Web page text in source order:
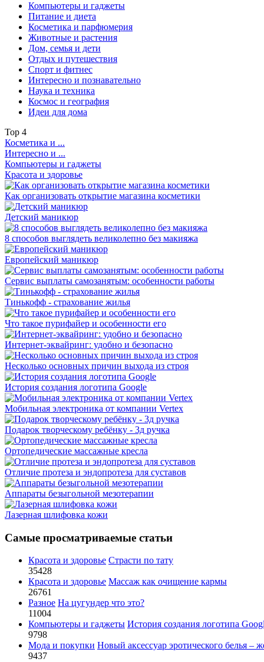
Компьютеры и гаджеты
Питание и диета
Косметика и парфюмерия
Животные и растения
Дом, семья и дети
Отдых и путешествия
Спорт и фитнес
Интересно и познавательно
Наука и техника
Космос и география
Идеи для дома
Top 4
Косметика и ...
Интересно и ...
Компьютеры и гаджеты
Красота и здоровье
Как организовать открытие магазина косметики
Детский маникюр
8 способов выглядеть великолепно без макияжа
Европейский маникюр
Сервис выплаты самозанятым: особенности работы
Тинькофф - страхование жилья
Что такое пурифайер и особенности его
Интернет-эквайринг: удобно и безопасно
Несколько основных причин выхода из строя
История создания логотипа Google
Мобильная электроника от компании Vertex
Подарок творческому ребёнку - 3д ручка
Ортопедические массажные кресла
Отличие протеза и эндопротеза для суставов
Аппараты безыгольной мезотерапии
Лазерная шлифовка кожи
Самые просматриваемые статьи
Красота и здоровье Страсти по тату
35428
Красота и здоровье Массаж как очищение кармы
26761
Разное На цугундер что это?
11004
Компьютеры и гаджеты История создания логотипа
9798
Мода и покупки Новый аксессуар эротического белья –
9437